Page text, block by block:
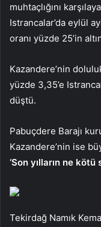
muhtaçlığını
Istrancalar’da eylül
oranı yüzde 25’in
Kazandere’nin
yüzde 3,35’e
düştü.
Pabuçdere Barajı
Kazandere’nin ise
‘Son yılların ne kötü
Tekirdağ Namık